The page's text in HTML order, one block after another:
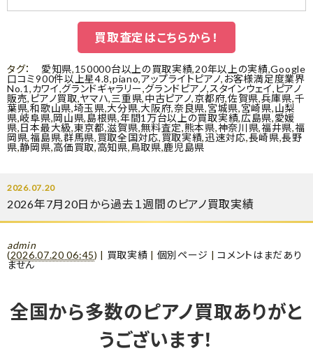
買取査定はこちらから！
タグ： 愛知県,150000台以上の買取実績,20年以上の実績,Google
口コミ900件以上星4.8,piano,アップライトピアノ, お客様満足度業界
No.1 ,カワイ,グランドギャラリー,グランドピアノ,スタインウェイ, ピアノ
販売, ピアノ買取,ヤマハ,三重県,中古ピアノ,京都府,佐賀県,兵庫県,千
葉県,和歌山県,埼玉県,大分県,大阪府,奈良県,宮城県,宮崎県,山梨
県,岐阜県,岡山県,島根県,年間1万台以上の買取実績,広島県,愛媛
県,日本最大級,東京都,滋賀県,無料査定,熊本県,神奈川県,福井県,福
岡県,福島県,群馬県, 買取全国対応, 買取実績,迅速対応,長崎県,長野
県,静岡県,高価買取,高知県,鳥取県,鹿児島県
2026.07.20
2026年7月20日から過去１週間のピアノ買取実績
admin
(2026.07.20 06:45) | 買取実績 | 個別ページ |コメントはまだあり
ません
全国から多数のピアノ買取ありがと
うございます！